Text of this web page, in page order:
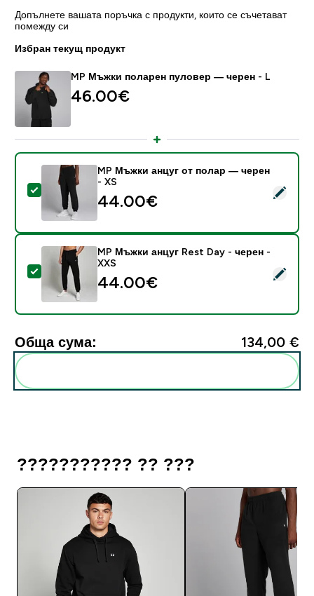
Допълнете вашата поръчка с продукти, които се съчетават
помежду си
Избран текущ продукт
MP Мъжки поларен пуловер — черен - L
46.00€‎
Select this product - MP Мъжки анцуг от полар —
MP Мъжки анцуг от полар — черен
- XS
44.00€‎
Select this product - MP Мъжки анцуг Rest Day -
MP Мъжки анцуг Rest Day - черен -
XXS
44.00€‎
Обща сума: 134,00 €‎
??????????? ?? ???